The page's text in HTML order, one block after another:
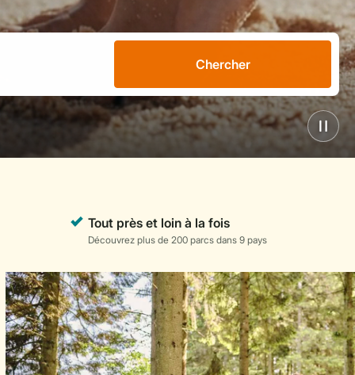
Chercher